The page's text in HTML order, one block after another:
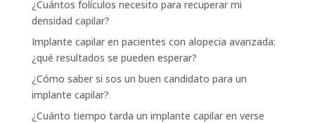
¿Cuántos folículos necesito para recuperar mi
densidad capilar?
Implante capilar en pacientes con alopecia avanzada:
¿qué resultados se pueden esperar?
¿Cómo saber si sos un buen candidato para un
implante capilar?
¿Cuánto tiempo tarda un implante capilar en verse